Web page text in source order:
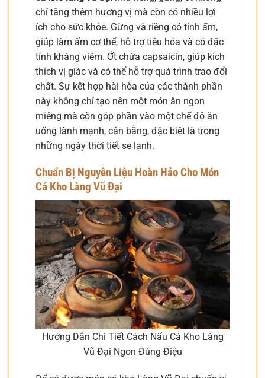
chỉ tăng thêm hương vị mà còn có nhiều lợi
ích cho sức khỏe. Gừng và riềng có tính ấm,
giúp làm ấm cơ thể, hỗ trợ tiêu hóa và có đặc
tính kháng viêm. Ớt chứa capsaicin, giúp kích
thích vị giác và có thể hỗ trợ quá trình trao đổi
chất. Sự kết hợp hài hòa của các thành phần
này không chỉ tạo nên một món ăn ngon
miệng mà còn góp phần vào một chế độ ăn
uống lành mạnh, cân bằng, đặc biệt là trong
những ngày thời tiết se lạnh.
Chuẩn Bị Nguyên Liệu Hoàn Hảo Cho Món
Cá Kho Làng Vũ Đại
Hướng Dẫn Chi Tiết Cách Nấu Cá Kho Làng
Vũ Đại Ngon Đúng Điệu